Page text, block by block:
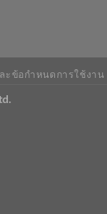
ะข้อกำหนดการใช้งาน